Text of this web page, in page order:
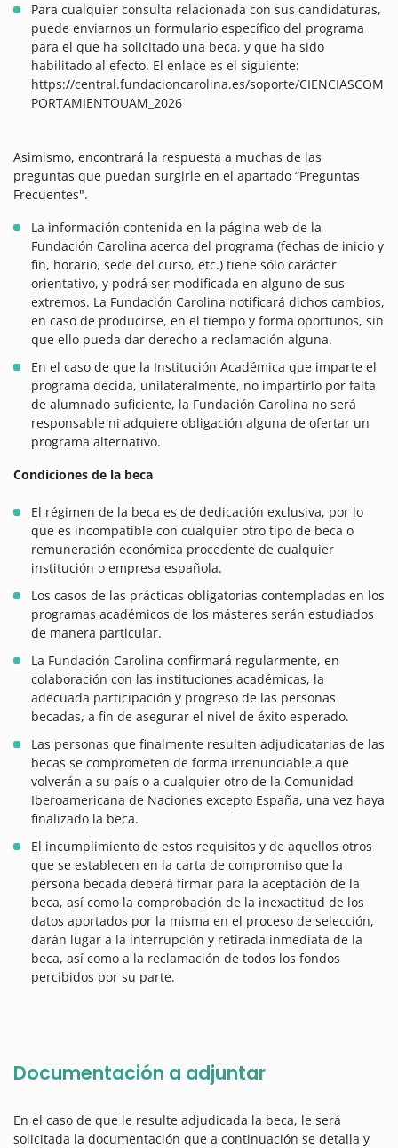
Para cualquier consulta relacionada con sus candidaturas,
puede enviarnos un formulario específico del programa
para el que ha solicitado una beca, y que ha sido
habilitado al efecto. El enlace es el siguiente:
https://central.fundacioncarolina.es/soporte/CIENCIASCOM
PORTAMIENTOUAM_2026
Asimismo, encontrará la respuesta a muchas de las
preguntas que puedan surgirle en el apartado “Preguntas
Frecuentes".
La información contenida en la página web de la
Fundación Carolina acerca del programa (fechas de inicio y
fin, horario, sede del curso, etc.) tiene sólo carácter
orientativo, y podrá ser modificada en alguno de sus
extremos. La Fundación Carolina notificará dichos cambios,
en caso de producirse, en el tiempo y forma oportunos, sin
que ello pueda dar derecho a reclamación alguna.
En el caso de que la Institución Académica que imparte el
programa decida, unilateralmente, no impartirlo por falta
de alumnado suficiente, la Fundación Carolina no será
responsable ni adquiere obligación alguna de ofertar un
programa alternativo.
Condiciones de la beca
El régimen de la beca es de dedicación exclusiva, por lo
que es incompatible con cualquier otro tipo de beca o
remuneración económica procedente de cualquier
institución o empresa española.
Los casos de las prácticas obligatorias contempladas en los
programas académicos de los másteres serán estudiados
de manera particular.
La Fundación Carolina confirmará regularmente, en
colaboración con las instituciones académicas, la
adecuada participación y progreso de las personas
becadas, a fin de asegurar el nivel de éxito esperado.
Las personas que finalmente resulten adjudicatarias de las
becas se comprometen de forma irrenunciable a que
volverán a su país o a cualquier otro de la Comunidad
Iberoamericana de Naciones excepto España, una vez haya
finalizado la beca.
El incumplimiento de estos requisitos y de aquellos otros
que se establecen en la carta de compromiso que la
persona becada deberá firmar para la aceptación de la
beca, así como la comprobación de la inexactitud de los
datos aportados por la misma en el proceso de selección,
darán lugar a la interrupción y retirada inmediata de la
beca, así como a la reclamación de todos los fondos
percibidos por su parte.
Documentación a adjuntar
En el caso de que le resulte adjudicada la beca, le será
solicitada la documentación que a continuación se detalla y